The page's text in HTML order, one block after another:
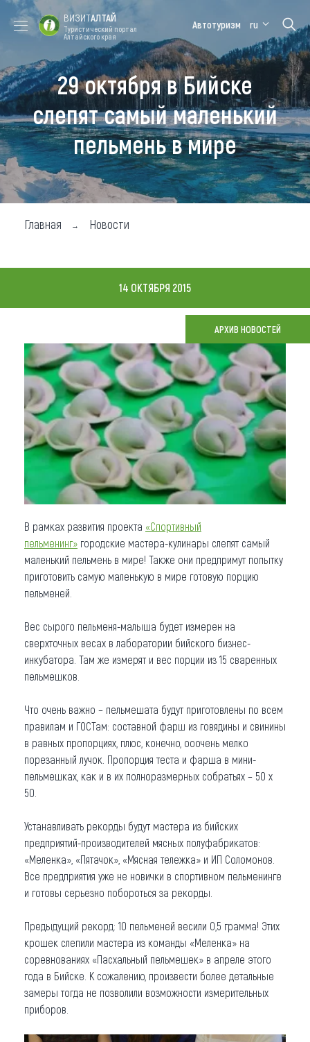
Форум VISIT
ALTAI
Цветение
маральника
Медицинский
форум
Алтайская
зимовка
Туры
Где побывать
Чем заняться
Новости
О регионе
Коллекция впечатлений
Другие рубрики
ВИЗИТАЛТАЙ
Туристический портал
Алтайского края
Автотуризм ru
29 октября в Бийске
слепят самый маленький
пельмень в мире
Главная Новости
14 ОКТЯБРЯ 2015
АРХИВ НОВОСТЕЙ
В рамках развития проекта «Спортивный
пельменинг» городские мастера-кулинары слепят самый
маленький пельмень в мире! Также они предпримут попытку
приготовить самую маленькую в мире готовую порцию
пельменей.
Вес сырого пельменя-малыша будет измерен на
сверхточных весах в лаборатории бийского бизнес-
инкубатора. Там же измерят и вес порции из 15 сваренных
пельмешков.
Что очень важно – пельмешата будут приготовлены по всем
правилам и ГОСТам: составной фарш из говядины и свинины
в равных пропорциях, плюс, конечно, ооочень мелко
порезанный лучок. Пропорция теста и фарша в мини-
пельмешках, как и в их полноразмерных собратьях – 50 х
50.
Устанавливать рекорды будут мастера из бийских
предприятий-производителей мясных полуфабрикатов:
«Меленка», «Пятачок», «Мясная тележка» и ИП Соломонов.
Все предприятия уже не новички в спортивном пельменинге
и готовы серьезно побороться за рекорды.
Предыдущий рекорд: 10 пельменей весили 0,5 грамма! Этих
крошек слепили мастера из команды «Меленка» на
соревнованиях «Пасхальный пельмешек» в апреле этого
года в Бийске. К сожалению, произвести более детальные
замеры тогда не позволили возможности измерительных
приборов.